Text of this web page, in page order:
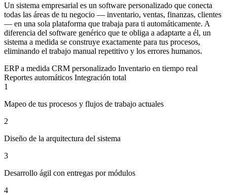
Un sistema empresarial es un software personalizado que conecta
todas las áreas de tu negocio — inventario, ventas, finanzas, clientes
— en una sola plataforma que trabaja para ti automáticamente. A
diferencia del software genérico que te obliga a adaptarte a él, un
sistema a medida se construye exactamente para tus procesos,
eliminando el trabajo manual repetitivo y los errores humanos.
ERP a medida CRM personalizado Inventario en tiempo real
Reportes automáticos Integración total
1
Mapeo de tus procesos y flujos de trabajo actuales
2
Diseño de la arquitectura del sistema
3
Desarrollo ágil con entregas por módulos
4